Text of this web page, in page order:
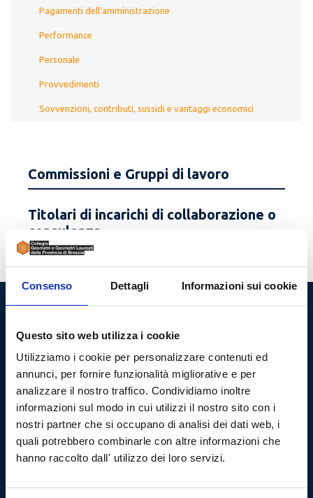
Consenso Dettagli Informazioni sui cookie
Questo sito web utilizza i cookie
Utilizziamo i cookie per personalizzare contenuti ed
annunci, per fornire funzionalità migliorative e per
analizzare il nostro traffico. Condividiamo inoltre
informazioni sul modo in cui utilizzi il nostro sito con i
nostri partner che si occupano di analisi dei dati web, i
quali potrebbero combinarle con altre informazioni che
hanno raccolto dall' utilizzo dei loro servizi.
Pagamenti dell'amministrazione
Performance
Personale
Provvedimenti
Sovvenzioni, contributi, sussidi e vantaggi economici
Commissioni e Gruppi di lavoro
Titolari di incarichi di collaborazione o
consulenza
P.le Cesare Battisti, 12 - 25128 Brescia (BS)
Tel.: 0303706411
e-mail: sede@collegio.geometri.bs.it